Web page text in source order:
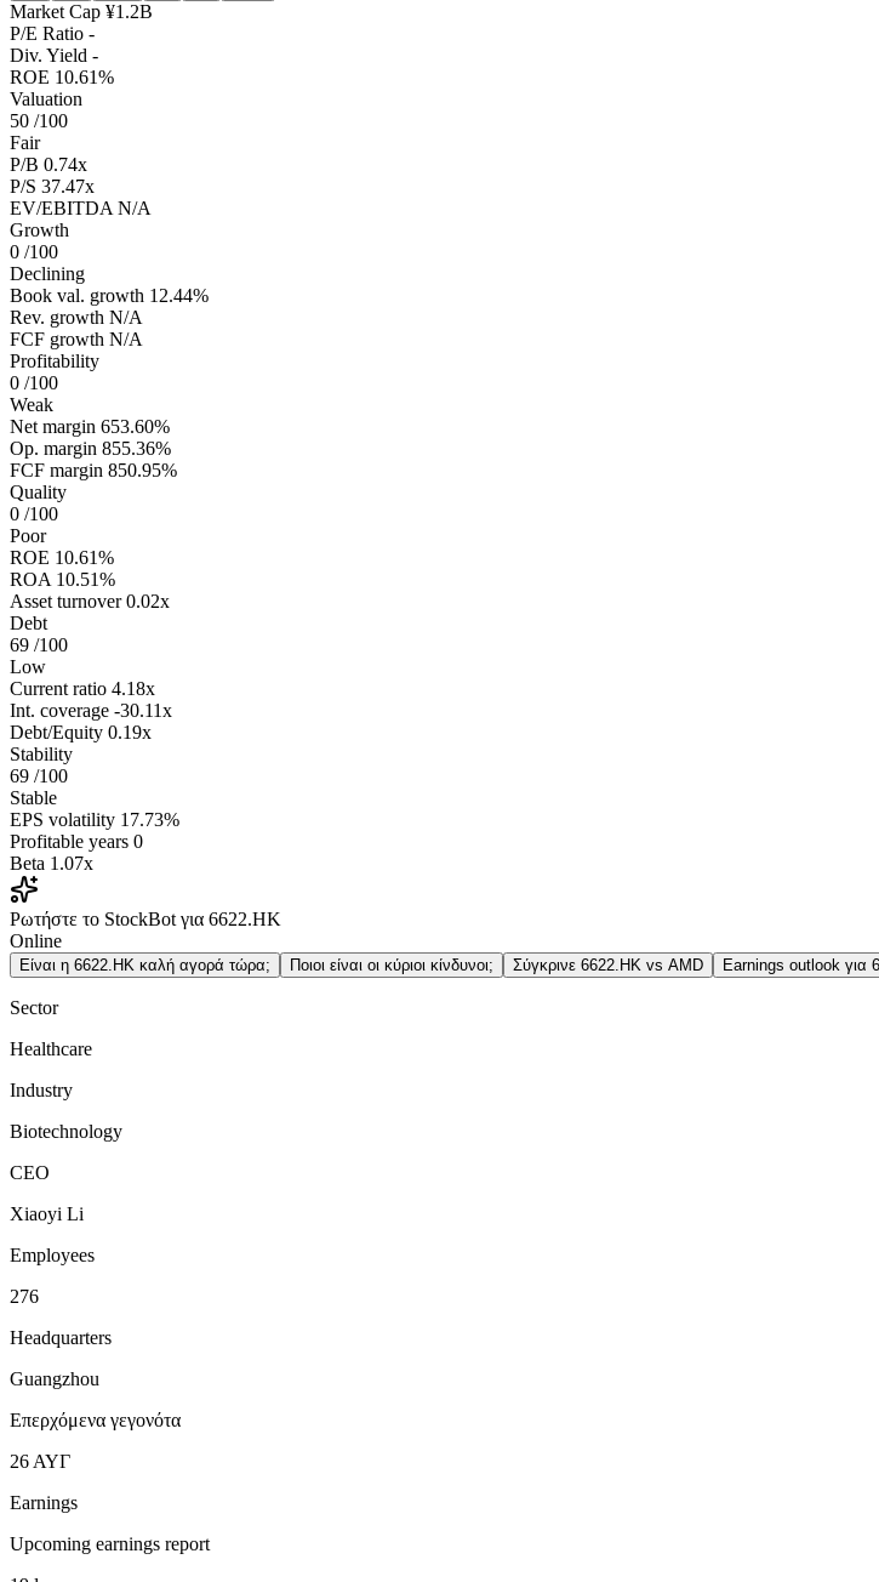
Market Cap ¥1.2B
P/E Ratio -
Div. Yield -
ROE 10.61%
Valuation
50 /100
Fair
P/B 0.74x
P/S 37.47x
EV/EBITDA N/A
Growth
0 /100
Declining
Book val. growth 12.44%
Rev. growth N/A
FCF growth N/A
Profitability
0 /100
Weak
Net margin 653.60%
Op. margin 855.36%
FCF margin 850.95%
Quality
0 /100
Poor
ROE 10.61%
ROA 10.51%
Asset turnover 0.02x
Debt
69 /100
Low
Current ratio 4.18x
Int. coverage -30.11x
Debt/Equity 0.19x
Stability
69 /100
Stable
EPS volatility 17.73%
Profitable years 0
Beta 1.07x
Ρωτήστε το StockBot για 6622.HK
Online
Είναι η 6622.HK καλή αγορά τώρα; Ποιοι είναι οι κύριοι κίνδυνοι; Σύγκρινε 6622.HK vs AMD Earnings outlook για
Sector
Healthcare
Industry
Biotechnology
CEO
Xiaoyi Li
Employees
276
Headquarters
Guangzhou
Επερχόμενα γεγονότα
26 ΑΥΓ
Earnings
Upcoming earnings report